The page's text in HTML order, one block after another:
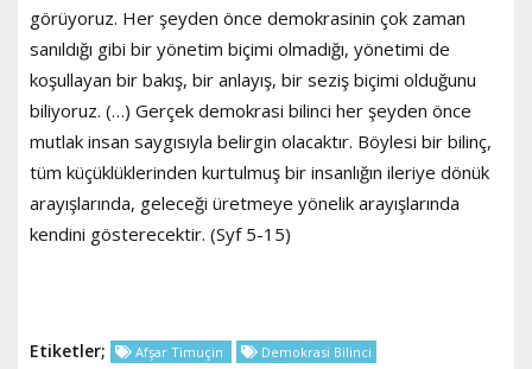
görüyoruz. Her şeyden önce demokrasinin çok zaman
sanıldığı gibi bir yönetim biçimi olmadığı, yönetimi de
koşullayan bir bakış, bir anlayış, bir seziş biçimi olduğunu
biliyoruz. (…) Gerçek demokrasi bilinci her şeyden önce
mutlak insan saygısıyla belirgin olacaktır. Böylesi bir bilinç,
tüm küçüklüklerinden kurtulmuş bir insanlığın ileriye dönük
arayışlarında, geleceği üretmeye yönelik arayışlarında
kendini gösterecektir. (Syf 5-15)
Etiketler; Afşar Timuçin Demokrasi Bilinci